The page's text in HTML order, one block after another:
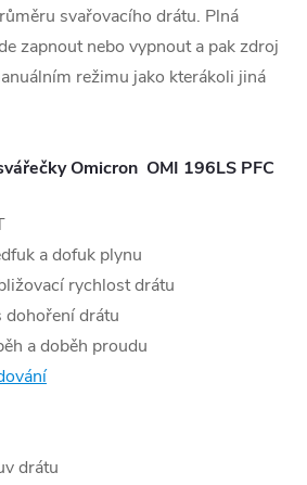
svařovacího drátu. Plná
zapnout nebo vypnout a pak zdroj
režimu jako kterákoli jiná
Omicron OMI 196LS PFC
a dofuk plynu
rychlost drátu
dohoření drátu
a doběh proudu
drátu